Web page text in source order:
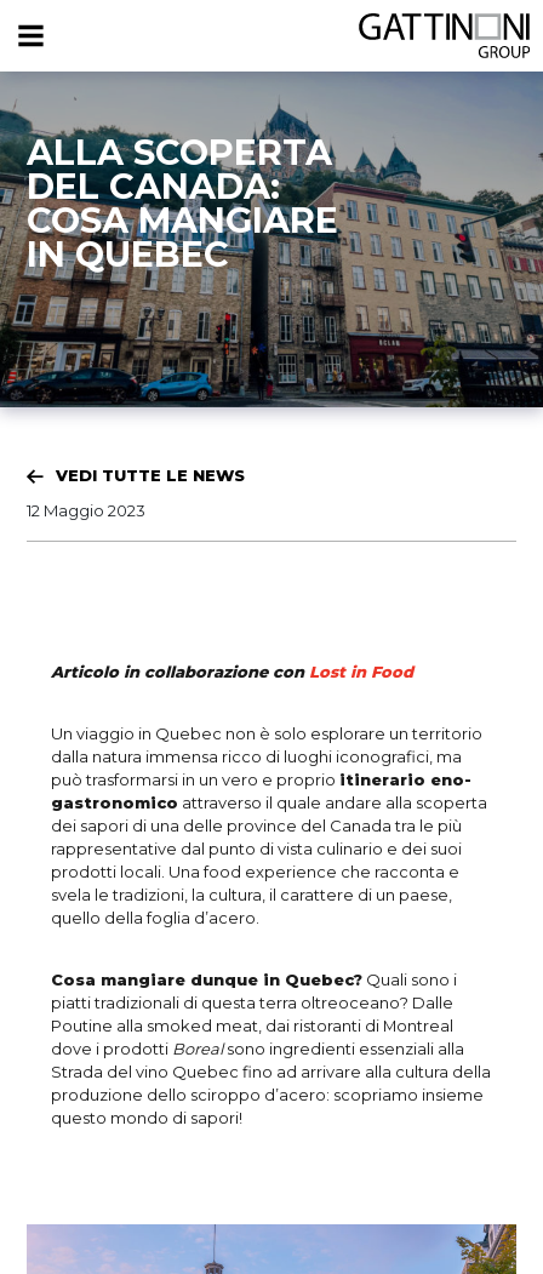
ALLA SCOPERTA
DEL CANADA:
COSA MANGIARE
IN QUEBEC
VEDI TUTTE LE NEWS
12 Maggio 2023
Articolo in collaborazione con Lost in Food
Un viaggio in Quebec non è solo esplorare un territorio
dalla natura immensa ricco di luoghi iconografici, ma
può trasformarsi in un vero e proprio itinerario eno-
gastronomico attraverso il quale andare alla scoperta
dei sapori di una delle province del Canada tra le più
rappresentative dal punto di vista culinario e dei suoi
prodotti locali. Una food experience che racconta e
svela le tradizioni, la cultura, il carattere di un paese,
quello della foglia d’acero.
Cosa mangiare dunque in Quebec? Quali sono i
piatti tradizionali di questa terra oltreoceano? Dalle
Poutine alla smoked meat, dai ristoranti di Montreal
dove i prodotti Borealsono ingredienti essenziali alla
Strada del vino Quebec fino ad arrivare alla cultura della
produzione dello sciroppo d’acero: scopriamo insieme
questo mondo di sapori!